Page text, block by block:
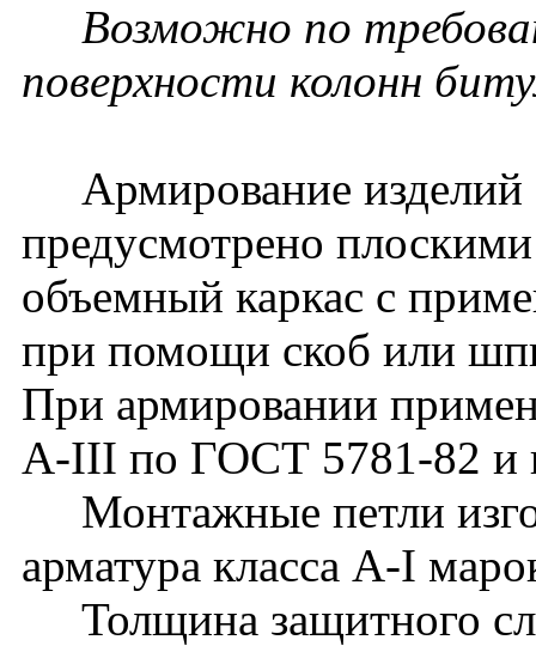
Возможно по
поверхности колонн
Армирование изделий
предусмотрено
объемный каркас с
при помощи скоб или
При армировании
А-III по ГОСТ 5781-82 и
Монтажные петли
арматура класса А-I
Толщина защитного